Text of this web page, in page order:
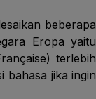
beberapa
Eropa yaitu
terlebih
bahasa jika ingin